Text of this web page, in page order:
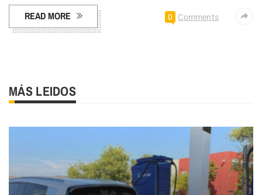
READ MORE 0 Comments
MÁS LEIDOS